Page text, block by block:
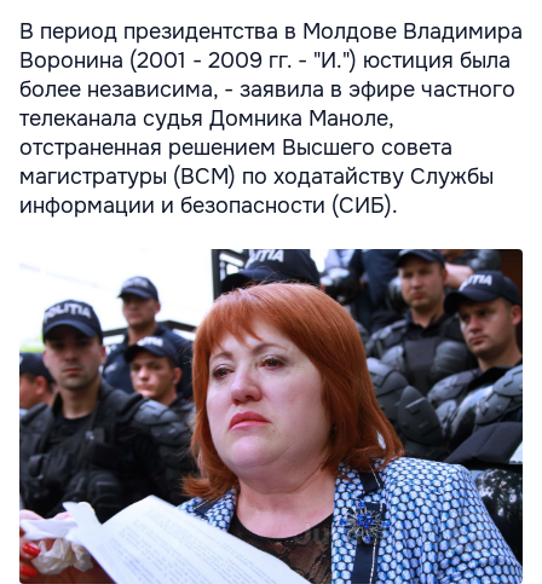
В период президентства в Молдове Владимира
Воронина (2001 - 2009 гг. - "И.") юстиция была
более независима, - заявила в эфире частного
телеканала судья Домника Маноле,
отстраненная решением Высшего совета
магистратуры (ВСМ) по ходатайству Службы
информации и безопасности (СИБ).